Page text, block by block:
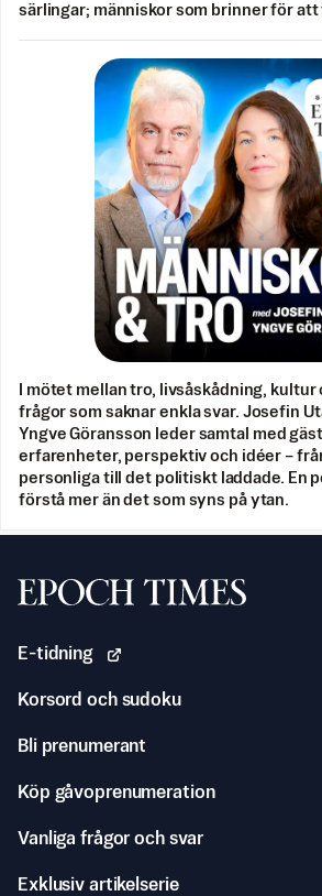
särlingar; människor som brinner för att
I mötet mellan tro, livsåskådning,
frågor som saknar enkla svar. Josefin
Yngve Göransson leder samtal med
erfarenheter, perspektiv och idéer –
personliga till det politiskt laddade. En
förstå mer än det som syns på ytan.
Svenska Epoch Times
E-tidning
Korsord och sudoku
Bli prenumerant
Köp gåvoprenumeration
Vanliga frågor och svar
Exklusiv artikelserie